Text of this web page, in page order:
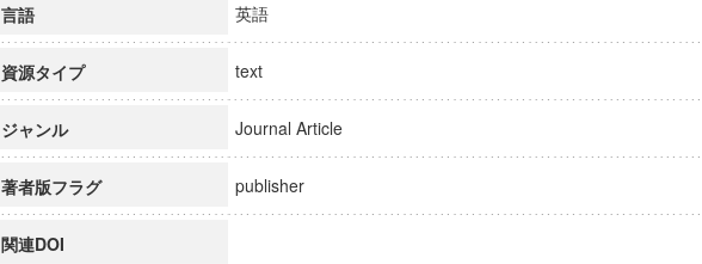
言語 英語
資源タイプ text
ジャンル Journal Article
著者版フラグ publisher
関連DOI